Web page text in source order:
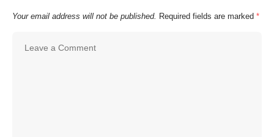
Your email address will not be published. Required fields are marked *